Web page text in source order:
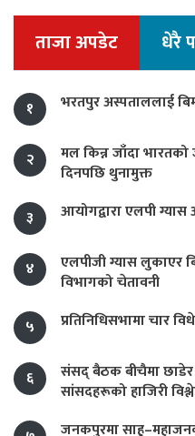
ताजा अपडेट धेरै
१ भरतपुर अस्पताललाई
२
मल किन्न जाँदा
दिनपछि थुनामुक्त
३
आयोगद्वारा एलपी
४
एलपीजी ग्यास लुकाएर
विभागको चेतावनी
५
प्रतिनिधिसभामा चार
६
संसद् बैठक बीचैमा छाडेर
सांसदहरूको हाजिरी
जनकपुरमा